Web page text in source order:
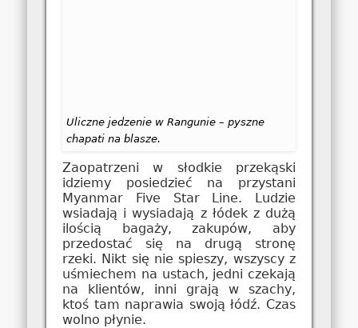
Uliczne jedzenie w Rangunie – pyszne
chapati na blasze.
Zaopatrzeni w słodkie przekąski
idziemy posiedzieć na przystani
Myanmar Five Star Line. Ludzie
wsiadają i wysiadają z łódek z dużą
ilością bagaży, zakupów, aby
przedostać się na drugą stronę
rzeki. Nikt się nie spieszy, wszyscy z
uśmiechem na ustach, jedni czekają
na klientów, inni grają w szachy,
ktoś tam naprawia swoją łódź. Czas
wolno płynie.